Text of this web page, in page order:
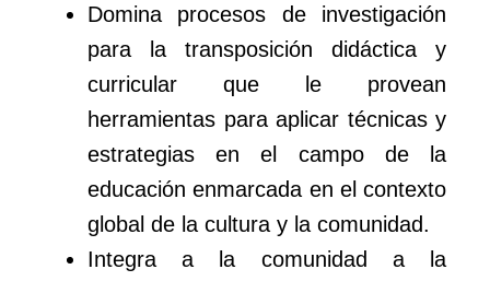
Domina procesos de investigación
para la transposición didáctica y
curricular que le provean
herramientas para aplicar técnicas y
estrategias en el campo de la
educación enmarcada en el contexto
global de la cultura y la comunidad.
Integra a la comunidad a la